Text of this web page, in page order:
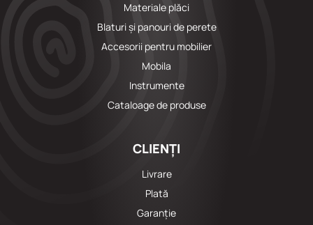
Materiale plăci
Blaturi și panouri de perete
Accesorii pentru mobilier
Mobila
Instrumente
Cataloage de produse
CLIENȚI
Livrare
Plată
Garanție